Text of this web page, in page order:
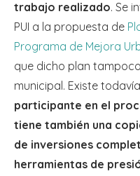
trabajo realizado. Se
PUI a la propuesta de
Programa de Mejora
que dicho plan
municipal. Existe
participante en el
tiene también una
de inversiones
herramientas de